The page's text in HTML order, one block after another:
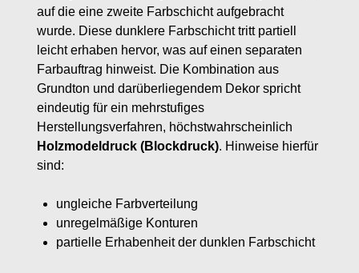
auf die eine zweite Farbschicht aufgebracht
wurde. Diese dunklere Farbschicht tritt partiell
leicht erhaben hervor, was auf einen separaten
Farbauftrag hinweist. Die Kombination aus
Grundton und darüberliegendem Dekor spricht
eindeutig für ein mehrstufiges
Herstellungsverfahren, höchstwahrscheinlich
Holzmodeldruck (Blockdruck). Hinweise hierfür
sind:
ungleiche Farbverteilung
unregelmäßige Konturen
partielle Erhabenheit der dunklen Farbschicht